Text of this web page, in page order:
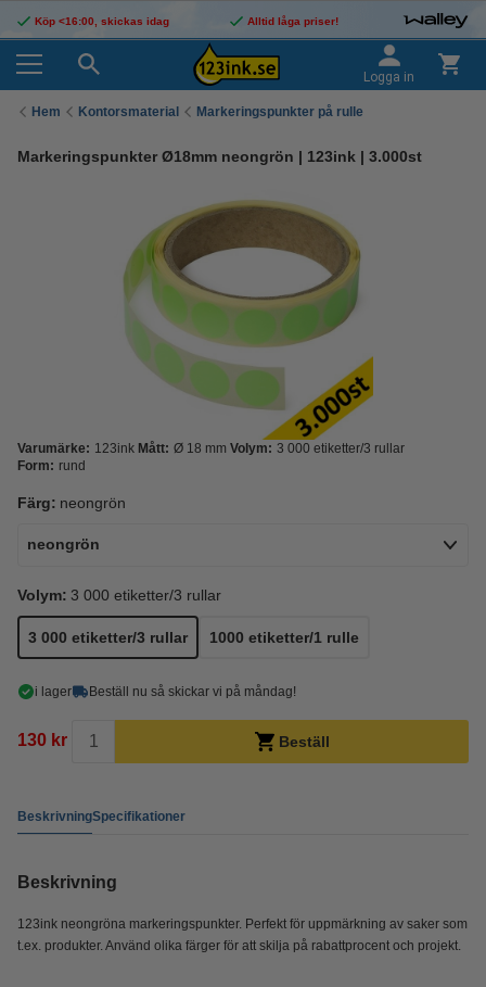
Köp <16:00, skickas idag Alltid låga priser!
Logga in
Hem Kontorsmaterial Markeringspunkter på rulle
Markeringspunkter Ø18mm neongrön | 123ink | 3.000st
Varumärke: 123ink Mått: Ø 18 mm Volym: 3 000 etiketter/3 rullar
Form: rund
Färg: neongrön
neongrön
Volym: 3 000 etiketter/3 rullar
3 000 etiketter/3 rullar 1000 etiketter/1 rulle
i lager Beställ nu så skickar vi på måndag!
130 kr Beställ
BeskrivningSpecifikationer
Beskrivning
123ink neongröna markeringspunkter. Perfekt för uppmärkning av saker som
t.ex. produkter. Använd olika färger för att skilja på rabattprocent och projekt.